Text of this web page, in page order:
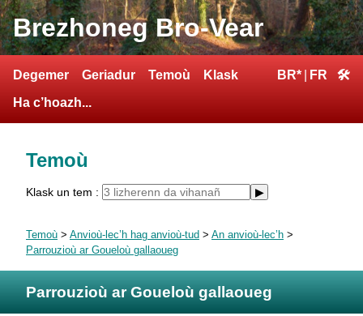
Brezhoneg Bro-Vear
Degemer Geriadur Temoù
Klask
Ha c’hoazh...
BR* FR 🛠
Temoù
Klask un tem :
Temoù > Anvioù-lec’h hag anvioù-tud > An anvioù-lec’h >
Parrouzioù ar Goueloù gallaoueg
Parrouzioù ar Goueloù gallaoueg